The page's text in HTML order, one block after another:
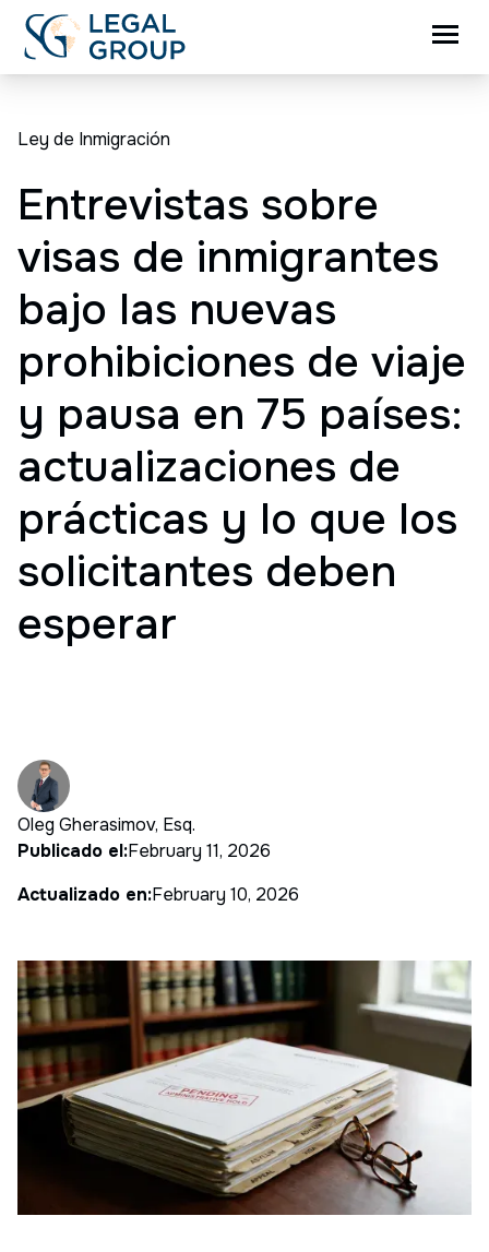
Ley de Inmigración
Entrevistas sobre
visas de inmigrantes
bajo las nuevas
prohibiciones de viaje
y pausa en 75 países:
actualizaciones de
prácticas y lo que los
solicitantes deben
esperar
Oleg Gherasimov, Esq.
Publicado el:February 11, 2026
Actualizado en:February 10, 2026